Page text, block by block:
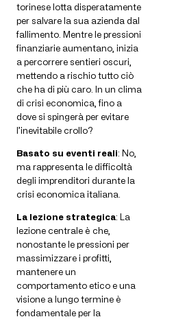
torinese lotta disperatamente
per salvare la sua azienda dal
fallimento. Mentre le pressioni
finanziarie aumentano, inizia
a percorrere sentieri oscuri,
mettendo a rischio tutto ciò
che ha di più caro. In un clima
di crisi economica, fino a
dove si spingerà per evitare
l’inevitabile crollo?
Basato su eventi reali: No,
ma rappresenta le difficoltà
degli imprenditori durante la
crisi economica italiana.
La lezione strategica: La
lezione centrale è che,
nonostante le pressioni per
massimizzare i profitti,
mantenere un
comportamento etico e una
visione a lungo termine è
fondamentale per la